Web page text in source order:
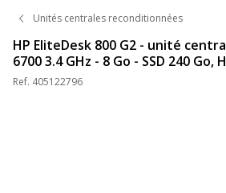
Unités centrales reconditionnées
HP EliteDesk 800 G2 - unité
6700 3.4 GHz - 8 Go - SSD 240 Go,
Ref. 405122796